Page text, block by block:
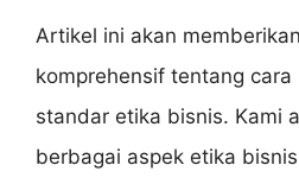
Artikel ini akan
komprehensif tentang
standar etika bisnis. Kami
berbagai aspek etika